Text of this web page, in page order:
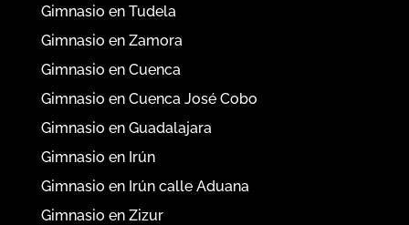
Gimnasio en Tudela
Gimnasio en Zamora
Gimnasio en Cuenca
Gimnasio en Cuenca José Cobo
Gimnasio en Guadalajara
Gimnasio en Irún
Gimnasio en Irún calle Aduana
Gimnasio en Zizur